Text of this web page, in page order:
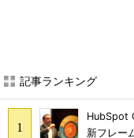
記事ランキング
HubSpot
新フレー